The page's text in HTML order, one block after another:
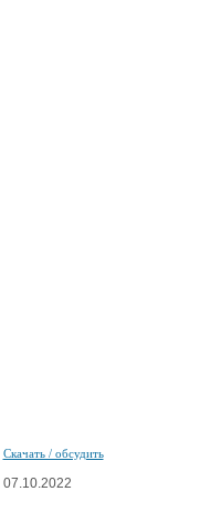
Скачать / обсудить